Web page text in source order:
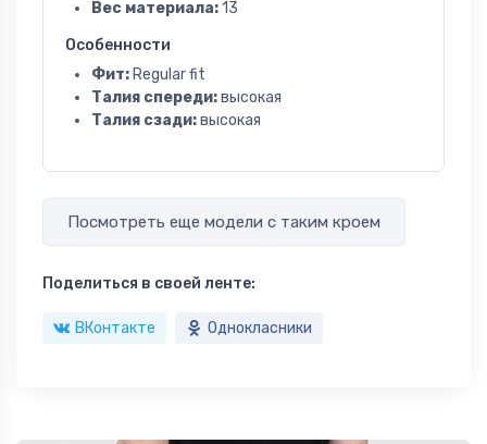
Вес материала:13
Особенности
Фит: Regular fit
Талия спереди:высокая
Талия сзади:высокая
Посмотреть еще модели с таким кроем
Поделиться в своей ленте:
ВКонтакте Однокласники